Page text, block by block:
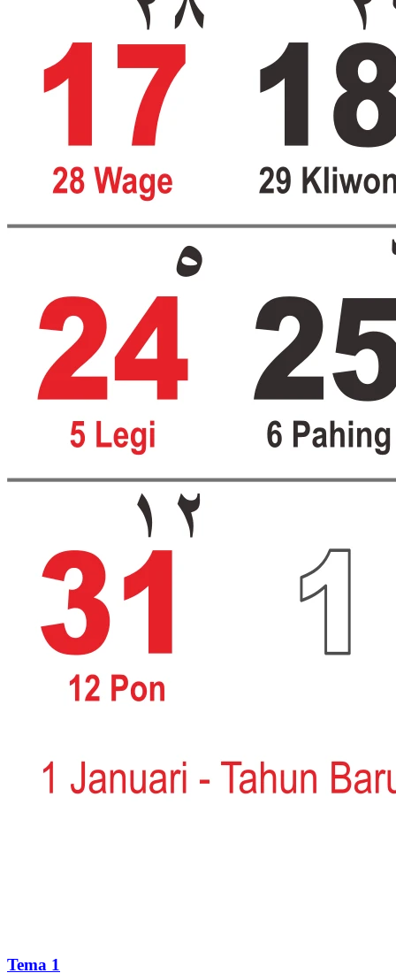
Tema 1